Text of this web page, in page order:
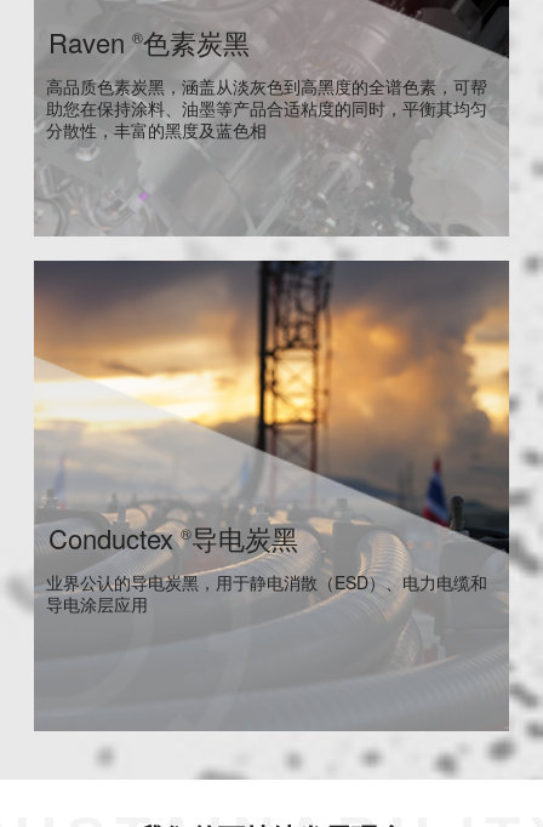
Raven ®色素炭黑
高品质色素炭黑，涵盖从淡灰色到高黑度的全谱色素，可帮
助您在保持涂料、油墨等产品合适粘度的同时，平衡其均匀
分散性，丰富的黑度及蓝色相
Conductex®导电炭黑
业界公认的导电炭黑，用于静电消散（ESD）、电力电缆和
导电涂层应用